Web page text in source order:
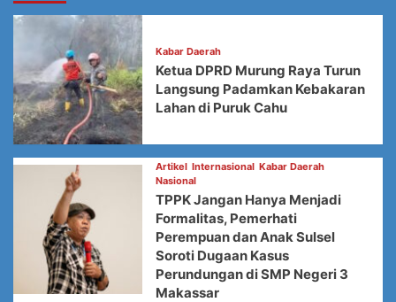
Kabar Daerah
Ketua DPRD Murung Raya Turun
Langsung Padamkan Kebakaran
Lahan di Puruk Cahu
Artikel Internasional Kabar Daerah
Nasional
TPPK Jangan Hanya Menjadi
Formalitas, Pemerhati
Perempuan dan Anak Sulsel
Soroti Dugaan Kasus
Perundungan di SMP Negeri 3
Makassar